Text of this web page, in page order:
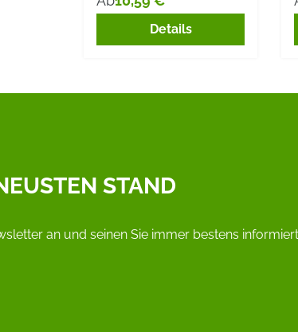
Regulärer Preis:
Details
STAND
an und seinen Sie immer bestens